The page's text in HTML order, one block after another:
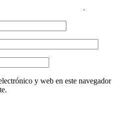
y web en este navegador